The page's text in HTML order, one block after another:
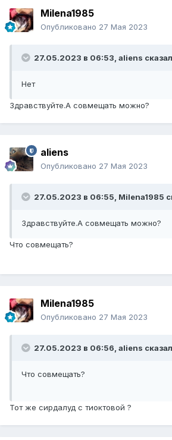
Milena1985
Опубликовано 27 Мая 2023
27.05.2023 в 06:53, aliens
Нет
Здравствуйте.А совмещать можно?
aliens
Опубликовано 27 Мая 2023
27.05.2023 в 06:55, Milena1985
Здравствуйте.А совмещать можно?
Что совмещать?
Milena1985
Опубликовано 27 Мая 2023
27.05.2023 в 06:56, aliens
Что совмещать?
Тот же сирдалуд с тиоктовой ?